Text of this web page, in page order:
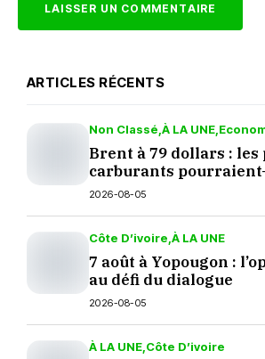
ARTICLES RÉCENTS
Non Classé À LA UNE
Brent à 79 dollars : les
carburants
septembre ?
2026-08-05
Côte D’ivoire À LA UNE
7 août à Yopougon :
au défi du dialogue
2026-08-05
À LA UNE Côte D’ivoire